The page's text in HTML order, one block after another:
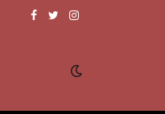
Facebook
TwitterInstagram